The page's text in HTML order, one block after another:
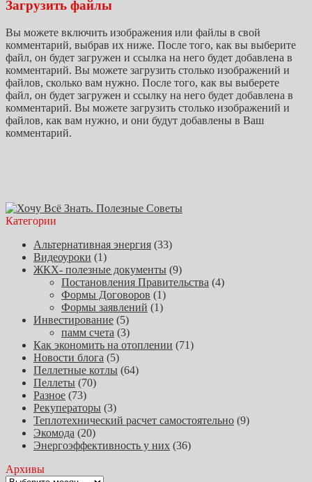
Загрузить файлы
Вы можете включить изображения или файлы в свой
комментарий, выбрав их ниже. После того, как вы выберите
файл, он будет загружен и ссылка на него будет добавлена в
комментарий. Вы можете загрузить столько изображений и
файлов, сколько вам нужно. После того, как вы выберете
файл, он будет загружен и ссылку на него будет добавлена в
комментарий. Вы можете загрузить столько изображений и
файлов, как вам нужно, и они будут добавлены в Ваш
комментарий.
Категории
Альтернативная энергия (33)
Видеоуроки (1)
ЖКХ- полезные документы (9)
Постановления Правительства (4)
Формы Договоров (1)
Формы заявлений (1)
Инвестирование (5)
памм счета (3)
Как экономить на отоплении (71)
Новости блога (5)
Пеллетные котлы (64)
Пеллеты (70)
Разное (73)
Рекуператоры (3)
Теплотехнический расчет самостоятельно (9)
Экомода (20)
Энергоэффективность у них (36)
Архивы